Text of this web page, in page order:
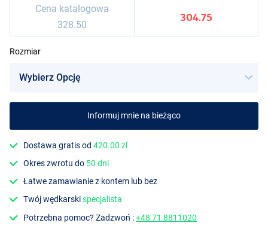
Cena katalogowa
328.50
304.75
Rozmiar
Informuj mnie na bieżąco
Dostawa gratis od420.00 zl
Okres zwrotu do 50 dni
Łatwe zamawianie z kontem lub bez
Twój wędkarskispecjalista
Potrzebna pomoc? Zadzwoń :+48 71 8811020